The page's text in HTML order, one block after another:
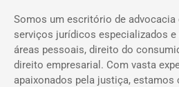
Somos um escritório de advocacia
serviços jurídicos especializados e
áreas pessoais, direito do
direito empresarial. Com vasta
apaixonados pela justiça,